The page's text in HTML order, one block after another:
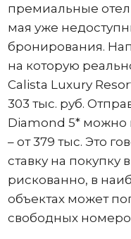
премиальные
мая уже
бронирования.
на которую
Calista Luxury
303 тыс. руб.
Diamond 5* можно
– от 379 тыс. Это
ставку на
рискованно, в
объектах может
свободных